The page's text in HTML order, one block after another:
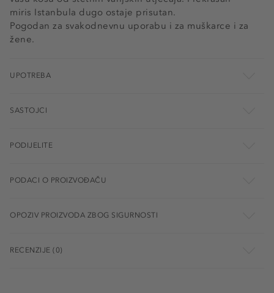
miris Istanbula dugo ostaje prisutan.
Pogodan za svakodnevnu uporabu i za muškarce i za
žene.
UPOTREBA
SASTOJCI
PODIJELITE
PODACI O PROIZVOĐAČU
OPOZIV PROIZVODA ZBOG SIGURNOSTI
RECENZIJE (0)